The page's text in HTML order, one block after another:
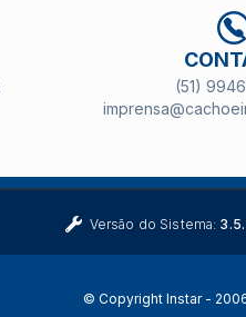
(51)
Versão do Sistema:
© Copyright Instar -